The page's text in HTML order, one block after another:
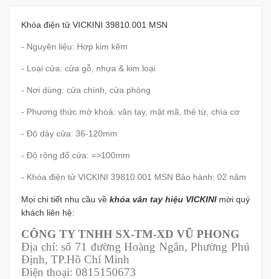
Khóa điện tử VICKINI 39810.001 MSN
- Nguyên liệu: Hợp kim kẽm
- Loại cửa: cửa gỗ, nhựa & kim loại
- Nơi dùng: cửa chính, cửa phòng
- Phương thức mở khoá: vân tay, mật mã, thẻ từ, chìa cơ
- Độ dày cửa: 36-120mm
- Độ rộng đố cửa: =>100mm
- Khóa điện tử VICKINI 39810.001 MSN Bảo hành: 02 năm
Mọi chi tiết nhu cầu về khóa vân tay hiệu VICKINI mời quý
khách liên hệ:
CÔNG TY TNHH SX-TM-XD VŨ PHONG
Địa chỉ: số 71 đường Hoàng Ngân, Phường Phú
Định, TP.Hồ Chí Minh
Điện thoại: 0815150673